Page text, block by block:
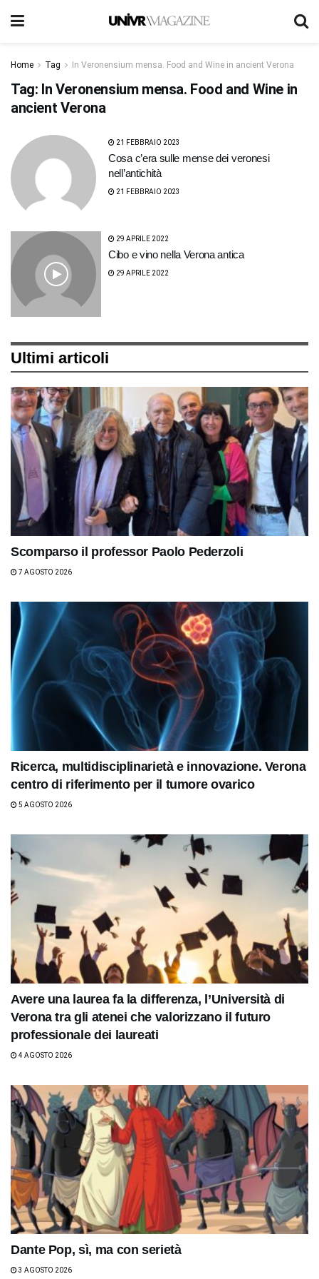
Home Tag In Veronensium mensa. Food and Wine in ancient Verona
Tag: In Veronensium mensa. Food and Wine in
ancient Verona
21 FEBBRAIO 2023
Cosa c’era sulle mense dei veronesi
nell’antichità
21 FEBBRAIO 2023
29 APRILE 2022
Cibo e vino nella Verona antica
29 APRILE 2022
Ultimi articoli
Scomparso il professor Paolo Pederzoli
7 AGOSTO 2026
Ricerca, multidisciplinarietà e innovazione. Verona
centro di riferimento per il tumore ovarico
5 AGOSTO 2026
Avere una laurea fa la differenza, l’Università di
Verona tra gli atenei che valorizzano il futuro
professionale dei laureati
4 AGOSTO 2026
Dante Pop, sì, ma con serietà
3 AGOSTO 2026